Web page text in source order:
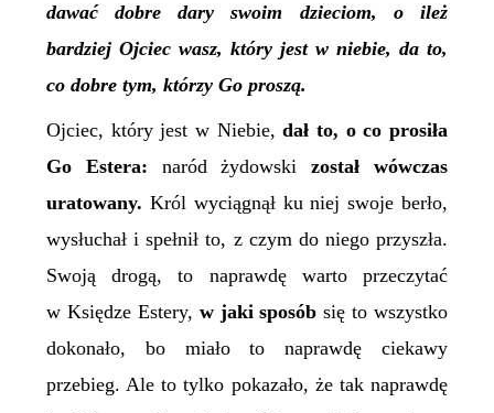
dawać dobre dary swoim dzieciom, o ileż
bardziej Ojciec wasz, który jest w niebie, da to,
co dobre tym, którzy Go proszą.
Ojciec, który jest w Niebie,dał to, o co prosiła
Go Estera: naród żydowskizostał wówczas
uratowany. Król wyciągnął ku niej swoje berło,
wysłuchał i spełnił to, z czym do niego przyszła.
Swoją drogą, to naprawdę warto przeczytać
w Księdze Estery, w jaki sposóbsię to wszystko
dokonało, bo miało to naprawdę ciekawy
przebieg. Ale to tylko pokazało, że tak naprawdę